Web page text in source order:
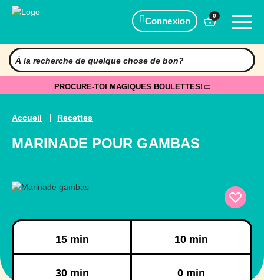
Connexion
0
PROCURE-TOI MAGIQUES BOULETTES!
Accueil Recettes
MARINADE POUR GAMBAS
15 min 10 min
30 min 0 min